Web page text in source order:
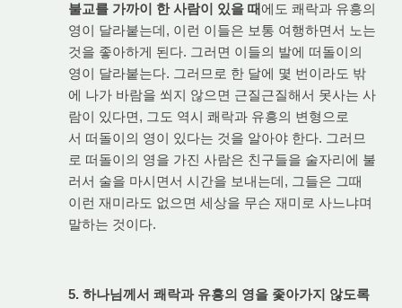
불교를 가까이 한 사람이 있을 때에도 쾌락과 유흥의
영이 달라붙는데, 이런 이들은 보통 여행하면서 노는
것을 좋아하게 된다. 그러면 이들의 발에 떠돌이의
영이 달라붙는다. 그러므로 한 달에 몇 번이라도 밖
에 나가 바람을 쐬지 않으면 근질근질해서 못사는 사
람이 있다면, 그도 역시 쾌락과 유흥의 변형으로
서 떠돌이의 영이 있다는 것을 알아야 한다. 그러므
로 떠돌이의 영을 가진 사람은 친구들을 술자리에 불
러서 술을 마시면서 시간을 보내는데, 그들은 그때
이런 재미라도 없으면 세상을 무슨 재미로 사느냐며
말하는 것이다.
5. 하나님께서 쾌락과 유흥의 영을 좇아가지 않도록